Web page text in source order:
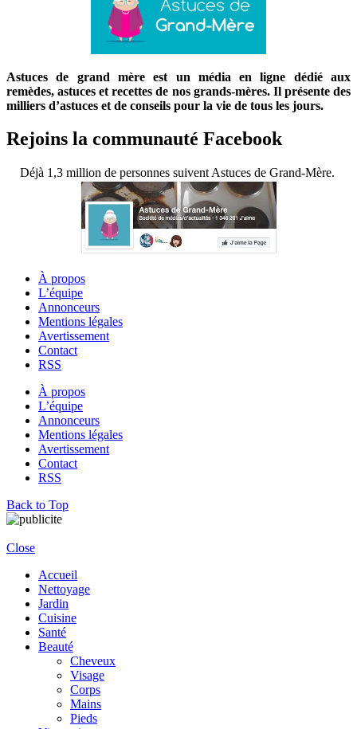
Astuces de grand mère est un média en ligne dédié aux
remèdes, astuces et recettes de nos grands-mères. Il présente des
milliers d’astuces et de conseils pour la vie de tous les jours.
Rejoins la communauté Facebook
Déjà 1,3 million de personnes suivent Astuces de Grand-Mère.
À propos
L’équipe
Annonceurs
Mentions légales
Avertissement
Contact
RSS
À propos
L’équipe
Annonceurs
Mentions légales
Avertissement
Contact
RSS
Back to Top
Close
Accueil
Nettoyage
Jardin
Cuisine
Santé
Beauté
Cheveux
Visage
Corps
Mains
Pieds